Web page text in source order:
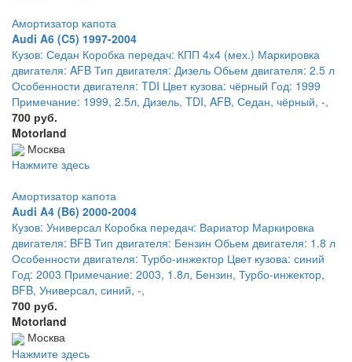
Амортизатор капота
Audi A6 (C5) 1997-2004
Кузов: Седан Коробка передач: КПП 4х4 (мех.) Маркировка
двигателя: AFB Тип двигателя: Дизель Обьем двигателя: 2.5 л
Особенности двигателя: TDI Цвет кузова: чёрный Год: 1999
Примечание: 1999, 2.5л, Дизель, TDI, AFB, Седан, чёрный, -,
700 руб.
Motorland
Москва
Нажмите здесь
Амортизатор капота
Audi A4 (B6) 2000-2004
Кузов: Универсал Коробка передач: Вариатор Маркировка
двигателя: BFB Тип двигателя: Бензин Обьем двигателя: 1.8 л
Особенности двигателя: Турбо-инжектор Цвет кузова: синий
Год: 2003 Примечание: 2003, 1.8л, Бензин, Турбо-инжектор,
BFB, Универсал, синий, -,
700 руб.
Motorland
Москва
Нажмите здесь